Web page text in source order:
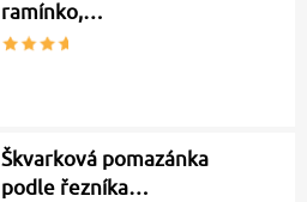
ramínko,…
Škvarková pomazánka
podle řezníka…